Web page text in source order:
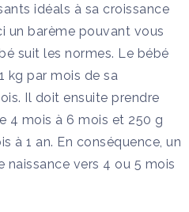
idéals à sa croissance
un barème pouvant vous
suit les normes. Le bébé
kg par mois de sa
Il doit ensuite prendre
4 mois à 6 mois et 250 g
à 1 an. En conséquence, un
vers 4 ou 5 mois